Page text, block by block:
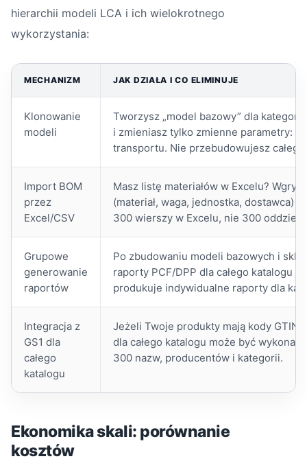
hierarchii modeli LCA i ich wielokrotnego
wykorzystania:
MECHANIZM JAK DZIAŁA I CO ELIMINUJE
Klonowanie
modeli
Tworzysz „model bazowy” dla
i zmieniasz tylko zmienne parametry:
transportu. Nie przebudowujesz
Import BOM
przez
Excel/CSV
Masz listę materiałów w Excelu?
(materiał, waga, jednostka, dostawca)
300 wierszy w Excelu, nie 300
Grupowe
generowanie
raportów
Po zbudowaniu modeli bazowych i
raporty PCF/DPP dla całego katalogu
produkuje indywidualne raporty dla
Integracja z
GS1 dla
całego
katalogu
Jeżeli Twoje produkty mają kody
dla całego katalogu może być
300 nazw, producentów i kategorii.
Ekonomika skali: porównanie
kosztów